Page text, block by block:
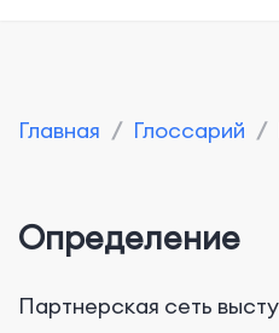
Главная / Глоссарий /
Определение
Партнерская сеть